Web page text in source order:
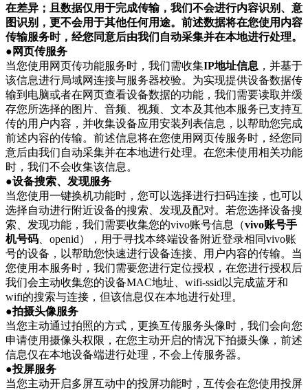
在差异；且数据仅用于完成传输，我们不会进行内容识别、意
图识别，更不会用于其他任何用途。前述数据将在您使用内容
传输服务时，经您同意后由我们自动采集并在本地进行处理。
●网页传服务
当您使用网页传功能服务时，我们需收集IP地址信息 ，并基于
该信息进行局域网连接与服务器校验。为实现提供设备数据传
输到电脑或者在网页查看设备数据的功能，我们需要读取并缓
存您所选择的图片、音频、视频、文本及其他本服务已支持互
传的用户内容，并收集设备应用安装列表信息，以帮助您完成
前述内容的传输。前述信息将在您使用网页传服务时，经您同
意后由我们自动采集并在本地进行处理。在您未使用相关功能
时，我们不会收集该信息。
●设备搜索、发现服务
当您使用一键换机功能时，您可以选择进行扫码连接，也可以
选择自动进行附近设备的搜索、发现及配对。若您选择设备搜
索、发现功能，我们需要收集您的vivo账号信息（vivo账号手
机号码 、openid），用于寻找本终端设备附近登录相同vivo账
号的设备，以帮助您快速进行设备连接、用户内容的传输。当
您使用本服务时，我们需要您进行定位授权，在您进行授权后
我们会主动收集您的设备MAC地址、wifi-ssid以完成蓝牙和
wifi的搜索与连接，但该信息仅在本地进行处理。
●拍摄头像服务
当您主动通过拍照的方式，更换互传服务头像时，我们会向您
申请使用摄像头权限，在您主动开启的情况下拍摄头像，前述
信息仅在本地设备端进行处理，不会上传服务器。
●投屏服务
当您主动开启多屏互动中的投屏功能时，互传会在您使用投屏